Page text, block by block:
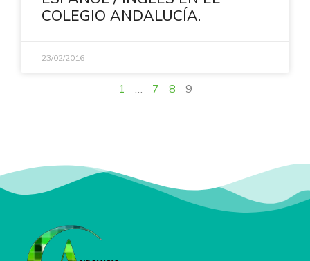
COLEGIO ANDALUCÍA.
23/02/2016
1 … 7 8 9